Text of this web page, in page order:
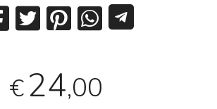
€24,00